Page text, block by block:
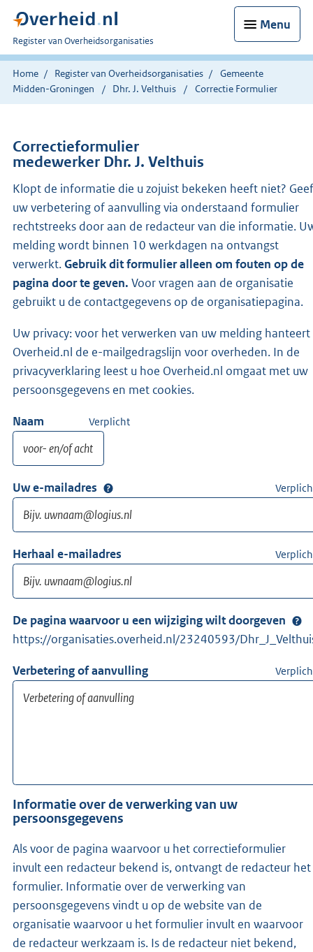
Menu
U
bent
nu
hier:
Register van Overheidsorganisaties
Home Register van Overheidsorganisaties
Gemeente
Midden-Groningen
Dhr. J. Velthuis Correctie Formulier
Correctieformulier
medewerker Dhr. J. Velthuis
Klopt de informatie die u zojuist bekeken heeft niet? Geef
uw verbetering of aanvulling via onderstaand formulier
rechtstreeks door aan de redacteur van die informatie.
melding wordt binnen 10 werkdagen na ontvangst
verwerkt.Gebruik dit formulier alleen om fouten op de
pagina door te geven. Voor vragen aan de organisatie
gebruikt u de contactgegevens op de organisatiepagina.
Uw privacy: voor het verwerken van uw melding hanteert
Overheid.nl de e-mailgedragslijn voor overheden. In de
privacyverklaring leest u hoe Overheid.nl omgaat met uw
persoonsgegevens en met cookies.
Naam Verplicht
Uw e-mailadres
Herhaal e-mailadres
De pagina waarvoor u een wijziging wilt doorgeven
https://organisaties.overheid.nl/23240593/
Verbetering of aanvulling
Informatie over de verwerking van uw
persoonsgegevens
Als voor de pagina waarvoor u het correctieformulier
invult een redacteur bekend is, ontvangt de redacteur het
formulier. Informatie over de verwerking van
persoonsgegevens vindt u op de website van de
organisatie waarvoor u het formulier invult en waarvoor
de redacteur werkzaam is. Is de redacteur niet bekend,